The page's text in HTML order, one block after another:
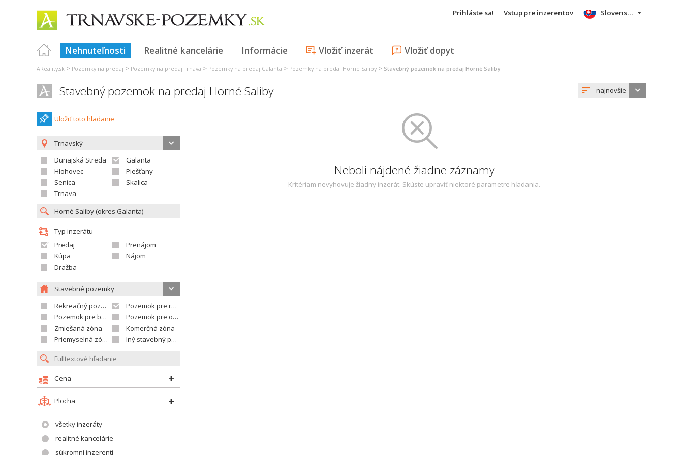
Prihláste sa! Vstup pre inzerentov
Nehnuteľnosti Realitné kancelárie Informácie Vložiť inzerát Vložiť dopyt
Slovensky
AReality.sk > Pozemky na predaj > Pozemky na predaj Trnava > Pozemky na predaj Galanta > Pozemky na predaj Horné Saliby > Stavebný pozemok na predaj Horné Saliby
Stavebný pozemok na predaj Horné Saliby najnovšie
Uložiť toto hladanie
Trnavský
Dunajská Streda
Galanta
Hlohovec
Piešťany
Senica
Skalica
Trnava
Typ inzerátu
Predaj
Prenájom
Kúpa
Nájom
Dražba
Stavebné pozemky
Rekreačný pozemok
Pozemok pre rodinné domy
Pozemok pre bytovú výstavbu
Pozemok pre občian.vybavenosť
Zmiešaná zóna
Komerčná zóna
Priemyselná zóna
Iný stavebný pozemok
Cena
Plocha
všetky inzeráty
realitné kancelárie
súkromní inzerenti
Neboli nájdené žiadne záznamy
Kritériam nevyhovuje žiadny inzerát. Skúste upraviť niektoré parametre hľadania.